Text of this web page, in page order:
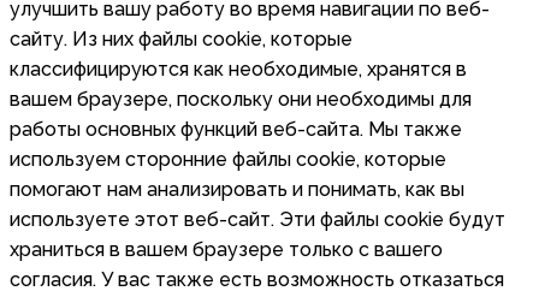
улучшить вашу работу во время навигации по веб-
сайту. Из них файлы cookie, которые
классифицируются как необходимые, хранятся в
вашем браузере, поскольку они необходимы для
работы основных функций веб-сайта. Мы также
используем сторонние файлы cookie, которые
помогают нам анализировать и понимать, как вы
используете этот веб-сайт. Эти файлы cookie будут
храниться в вашем браузере только с вашего
согласия. У вас также есть возможность отказаться